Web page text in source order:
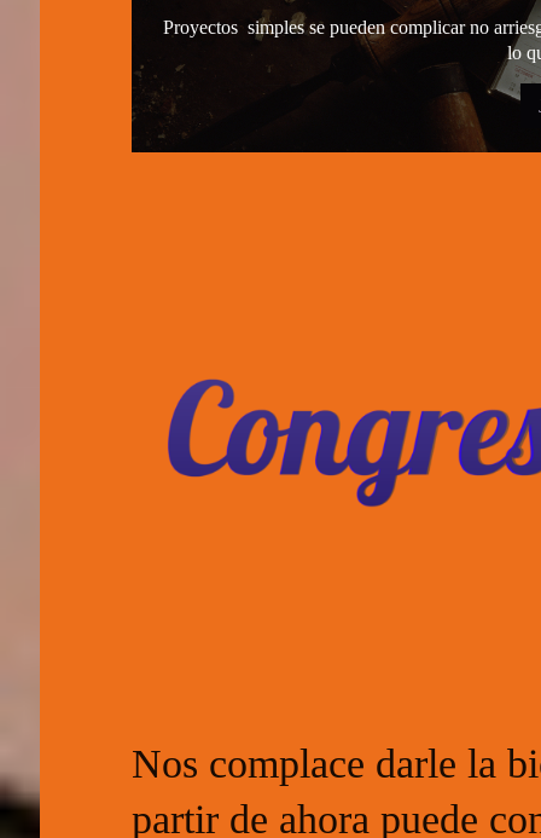
Proyectos simples se pueden complicar no
lo
Nos complace darle la
partir de ahora puede